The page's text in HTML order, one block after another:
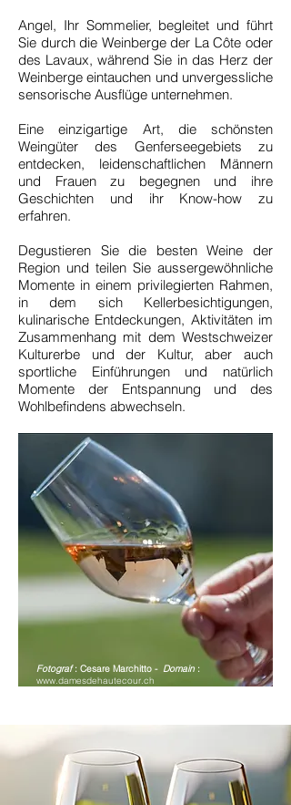
Angel, Ihr Sommelier, begleitet und führt
Sie durch die Weinberge der La Côte oder
des Lavaux, während Sie in das Herz der
Weinberge eintauchen und unvergessliche
sensorische Ausflüge unternehmen.
Eine einzigartige Art, die schönsten
Weingüter des Genferseegebiets zu
entdecken, leidenschaftlichen Männern
und Frauen zu begegnen und ihre
Geschichten und ihr Know-how zu
erfahren.
Degustieren Sie die besten Weine der
Region und teilen Sie aussergewöhnliche
Momente in einem privilegierten Rahmen,
in dem sich Kellerbesichtigungen,
kulinarische Entdeckungen, Aktivitäten im
Zusammenhang mit dem Westschweizer
Kulturerbe und der Kultur, aber auch
sportliche Einführungen und natürlich
Momente der Entspannung und des
Wohlbefindens abwechseln.
Fotograf: Cesare Marchitto - Domain :
www.damesdehautecour.ch